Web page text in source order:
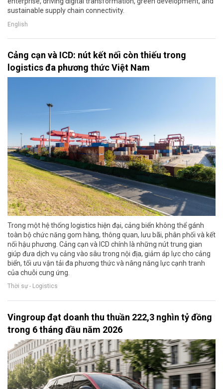
sustainable supply chain connectivity.
English
Cảng cạn và ICD: nút kết nối còn thiếu trong
logistics đa phương thức Việt Nam
Trong một hệ thống logistics hiện đại, cảng biển không thể gánh
toàn bộ chức năng gom hàng, thông quan, lưu bãi, phân phối và kết
nối hậu phương. Cảng cạn và ICD chính là những nút trung gian
giúp đưa dịch vụ cảng vào sâu trong nội địa, giảm áp lực cho cảng
biển, tối ưu vận tải đa phương thức và nâng năng lực cạnh tranh
của chuỗi cung ứng.
Thời sự - Logistics
Vingroup đạt doanh thu thuần 222,3 nghìn tỷ đồng
trong 6 tháng đầu năm 2026